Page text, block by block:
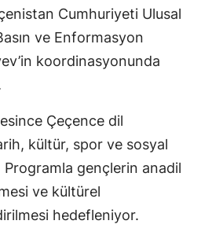
Cumhuriyeti Ulusal
ve Enformasyon
koordinasyonunda
Çeçence dil
kültür, spor ve sosyal
Programla gençlerin anadil
ve kültürel
hedefleniyor.